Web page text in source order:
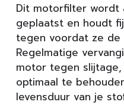
Dit motorfilter wordt
geplaatst en houdt
tegen voordat ze
Regelmatige
motor tegen
optimaal te
levensduur van je